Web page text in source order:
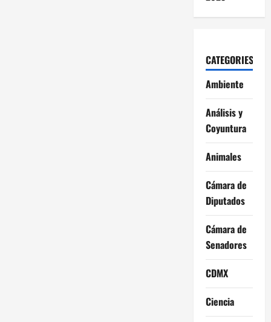
CATEGORIES
Ambiente
Análisis y
Coyuntura
Animales
Cámara de
Diputados
Cámara de
Senadores
CDMX
Ciencia